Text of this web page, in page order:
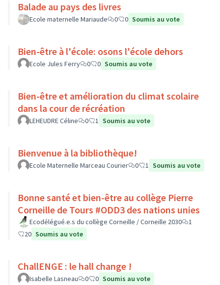
Balade au pays des livres
Ecole maternelle Mariaude 0 0 Soumis au vote
Bien-être à l'école: osons l'école dehors
Ecole Jules Ferry 0 0 Soumis au vote
Bien-être et amélioration du climat scolaire
dans la cour de récréation
LEHEUDRE Céline 0 1 Soumis au vote
Bienvenue à la bibliothèque!
Ecole Maternelle Marceau Courier 0 1 Soumis au vote
Bonne santé et bien-être au collège Pierre
Corneille de Tours #ODD3 des nations unies
Ecodélégué.e.s du collège Corneille / Corneille 2030
1
20 Soumis au vote
ChallENGE : le hall change !
Isabelle Lasneau 0 0 Soumis au vote